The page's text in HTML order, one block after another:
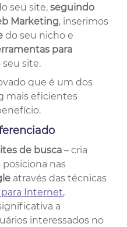
seu site, seguindo
Marketing, inserimos
do seu nicho e
para
site.
que é um dos
mais eficientes
de busca – cria
posiciona nas
através das técnicas
Internet,
a
interessados no